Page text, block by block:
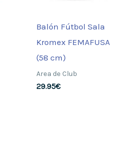
Balón Fútbol Sala
Kromex FEMAFUSA
(58 cm)
Area de Club
29.95€